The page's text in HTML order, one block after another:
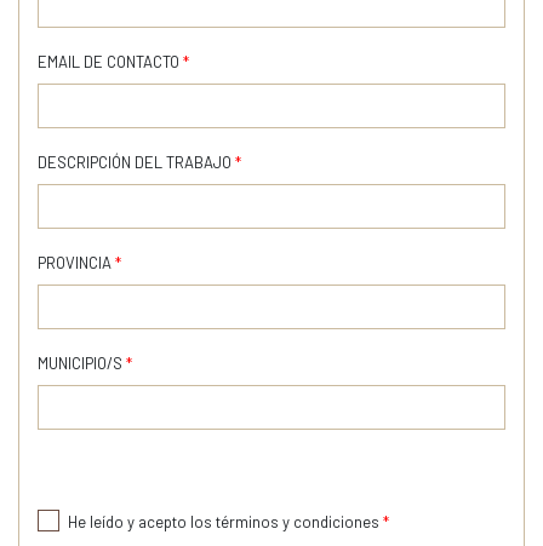
EMAIL DE CONTACTO *
DESCRIPCIÓN DEL TRABAJO *
PROVINCIA *
MUNICIPIO/S *
He leído y acepto los términos y condiciones *